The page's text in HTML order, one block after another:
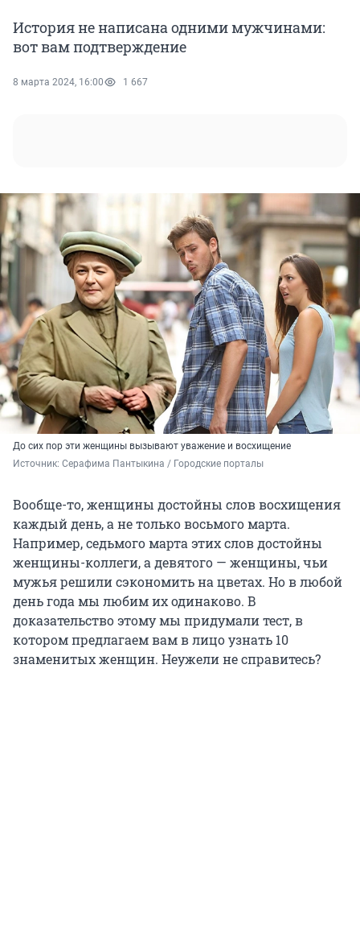
История не написана одними мужчинами:
вот вам подтверждение
8 марта 2024, 16:00 1 667
До сих пор эти женщины вызывают уважение и восхищение
Источник: Серафима Пантыкина / Городские порталы
Вообще-то, женщины достойны слов восхищения
каждый день, а не только восьмого марта.
Например, седьмого марта этих слов достойны
женщины-коллеги, а девятого — женщины, чьи
мужья решили сэкономить на цветах. Но в любой
день года мы любим их одинаково. В
доказательство этому мы придумали тест, в
котором предлагаем вам в лицо узнать 10
знаменитых женщин. Неужели не справитесь?